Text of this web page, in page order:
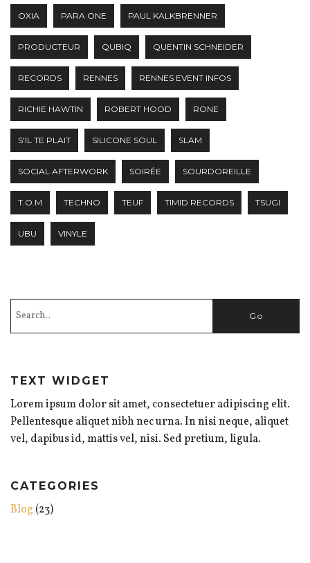
OXIA PARA ONE PAUL KALKBRENNER
PRODUCTEUR QUBIQ QUENTIN SCHNEIDER
RECORDS RENNES RENNES EVENT INFOS
RICHIE HAWTIN ROBERT HOOD RONE
S'IL TE PLAIT SILICONE SOUL SLAM
SOCIAL AFTERWORK SOIRÉE SOURDOREILLE
T.O.M TECHNO TEUF TIMID RECORDS TSUGI
UBU VINYLE
TEXT WIDGET
Lorem ipsum dolor sit amet, consectetuer adipiscing elit.
Pellentesque aliquet nibh nec urna. In nisi neque, aliquet
vel, dapibus id, mattis vel, nisi. Sed pretium, ligula.
CATEGORIES
Blog (23)